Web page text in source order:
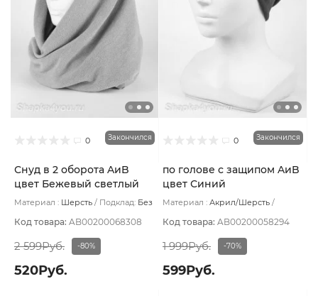
0 Закончился
Снуд в 2 оборота AиB
цвет Бежевый светлый
Материал : Шерсть Подклад: Без
Код товара: AB00200068308
2 599Руб. -80%
520Руб.
0 Закончился
по голове с защипом AиB
цвет Синий
Материал : Акрил/Шерсть
Код товара: AB00200058294
1 999Руб. -70%
599Руб.